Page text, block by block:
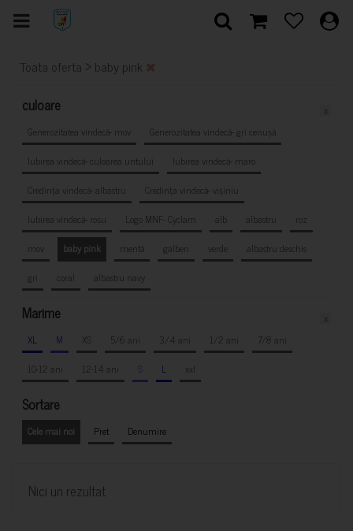
Toata oferta > baby pink
culoare
Generozitatea vindecă- mov
Generozitatea vindecă- gri cenușă
Iubirea vindecă- culoarea untului
Iubirea vindecă- maro
Credința vindecă- albastru
Credința vindecă- vișiniu
Iubirea vindecă- roșu
Logo MNF- Cyclam alb albastru
roz
mov
baby pink mentă galben verde
albastru deschis
gri
coral albastru navy
Marime
XL M XS 5/6 ani 3/4 ani 1/2 ani
7/8 ani
10-12 ani
12-14 ani S L xxl
Sortare
Cele mai noi Pret Denumire
Nici un rezultat